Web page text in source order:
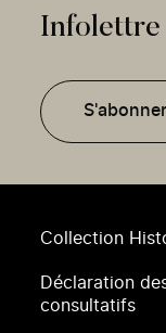
Collection
Déclaration
consultatifs
Infolettre
S'abonner